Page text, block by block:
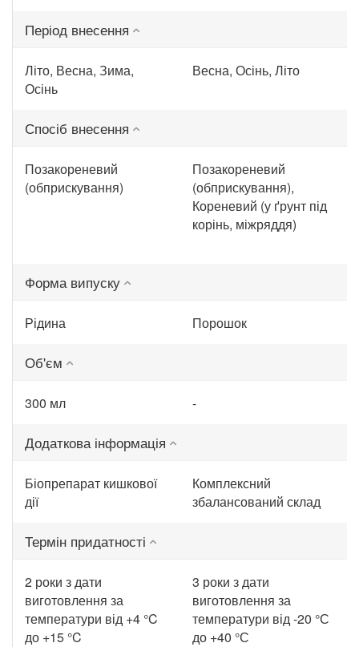
Період внесення
Літо, Весна, Зима,
Осінь
Весна, Осінь, Літо
Спосіб внесення
Позакореневий
(обприскування)
Позакореневий
(обприскування),
Кореневий (у ґрунт під
корінь, міжряддя)
Форма випуску
Рідина Порошок
Об'єм
300 мл -
Додаткова інформація
Біопрепарат кишкової
дії
Комплексний
збалансований склад
Термін придатності
2 роки з дати
виготовлення за
температури від +4 °C
до +15 °C
3 роки з дати
виготовлення за
температури від -20 °С
до +40 °С